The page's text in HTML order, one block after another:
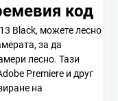
код
Black, можете лесно
за да
лесно. Тази
Premiere и друг
на